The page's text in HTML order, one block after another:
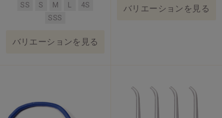
SS S M
4S
SSS
バリエーションを見る
バリエーションを見る